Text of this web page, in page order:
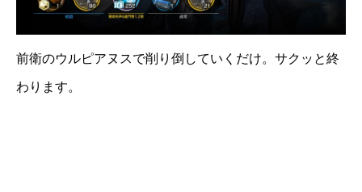
前衛のウルピアヌスで削り倒していくだけ。サクッと終
わります。